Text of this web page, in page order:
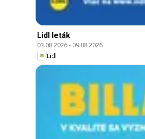
Lidl leták
03.08.2026- 09.08.2026
Lidl